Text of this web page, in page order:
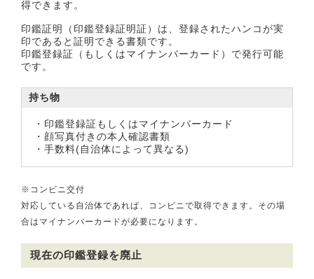
得できます。
印鑑証明（印鑑登録証明証）は、登録されたハンコが実
印であると証明できる書類です。
印鑑登録証（もしくはマイナンバーカード）で発行可能
です。
持ち物
・印鑑登録証もしくはマイナンバーカード
・顔写真付きの本人確認書類
・手数料(自治体によって異なる)
※コンビニ交付
対応している自治体であれば、コンビニで取得できます。その場
合はマイナンバーカードが必要になります。
現在の印鑑登録を廃止